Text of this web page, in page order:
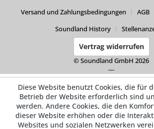
Versand und Zahlungsbedingungen
AGB
Soundland History
Vertrag widerrufen
© Soundland GmbH 2026
---
Diese Website benutzt Cookies, die für
Betrieb der Website erforderlich sind
werden. Andere Cookies, die den
dieser Website erhöhen oder die
Websites und sozialen Netzwerken